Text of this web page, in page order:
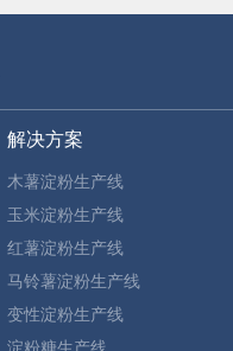
解决方案
木薯淀粉生产线
玉米淀粉生产线
红薯淀粉生产线
马铃薯淀粉生产线
变性淀粉生产线